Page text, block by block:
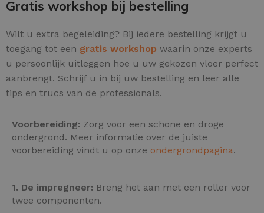
Gratis workshop bij bestelling
Wilt u extra begeleiding? Bij iedere bestelling krijgt u
toegang tot een gratis workshop waarin onze experts
u persoonlijk uitleggen hoe u uw gekozen vloer perfect
aanbrengt. Schrijf u in bij uw bestelling en leer alle
tips en trucs van de professionals.
Voorbereiding: Zorg voor een schone en droge
ondergrond. Meer informatie over de juiste
voorbereiding vindt u op onze ondergrondpagina.
1. De impregneer: Breng het aan met een roller voor
twee componenten.